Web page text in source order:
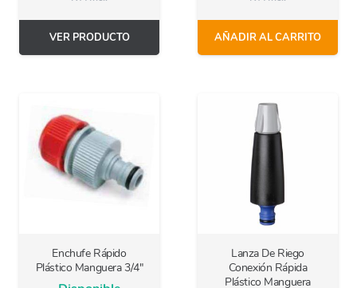
VER PRODUCTO AÑADIR AL CARRITO
Enchufe Rápido
Plástico Manguera 3/4″
Lanza De Riego
Conexión Rápida
Plástico Manguera